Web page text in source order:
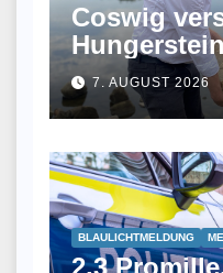
Coswig
2026 in der
7. AUGUST 2026
BLAULICHTMELDUNG
2,3